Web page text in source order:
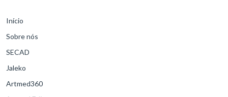
Início
Sobre nós
SECAD
Jaleko
Artmed360